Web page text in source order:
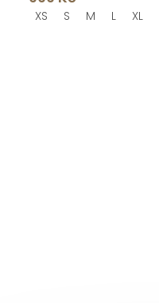
XS S M L XL